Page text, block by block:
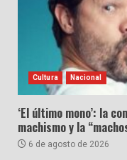
Cultura Nacional
‘El último mono’: la
machismo y la
6 de agosto de 2026